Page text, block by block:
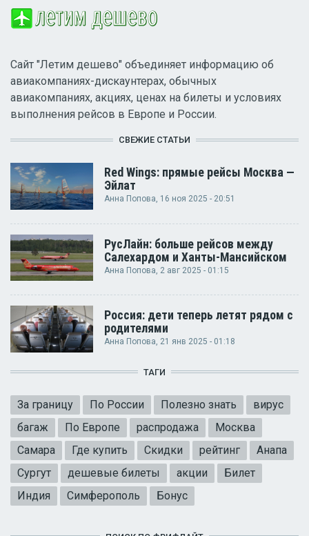
Сайт "Летим дешево" объединяет информацию об
авиакомпаниях-дискаунтерах, обычных
авиакомпаниях, акциях, ценах на билеты и условиях
выполнения рейсов в Европе и России.
СВЕЖИЕ СТАТЬИ
Red Wings: прямые рейсы Москва —
Эйлат
Анна Попова, 16 ноя 2025 - 20:51
РусЛайн: больше рейсов между
Салехардом и Ханты-Мансийском
Анна Попова , 2 авг 2025 - 01:15
Россия: дети теперь летят рядом с
родителями
Анна Попова, 21 янв 2025 - 01:18
ТАГИ
За границу По России Полезно знать
вирус
багаж
По Европе распродажа
Москва
Самара
Где купить Скидки рейтинг
Анапа
Сургут
дешевые билеты акции
Билет
Индия
Симферополь Бонус